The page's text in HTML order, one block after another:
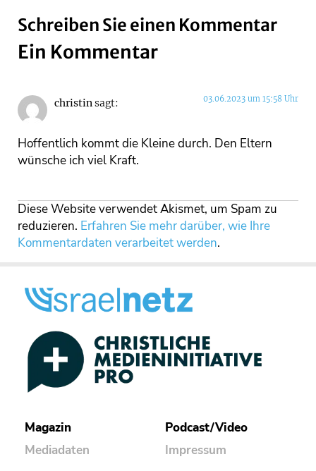
Schreiben Sie einen Kommentar
Ein Kommentar
christinsagt: 03.06.2023 um 15:58 Uhr
Hoffentlich kommt die Kleine durch. Den Eltern
wünsche ich viel Kraft.
Diese Website verwendet Akismet, um Spam zu
reduzieren. Erfahren Sie mehr darüber, wie Ihre
Kommentardaten verarbeitet werden.
Magazin
Mediadaten
Podcast/Video
Impressum